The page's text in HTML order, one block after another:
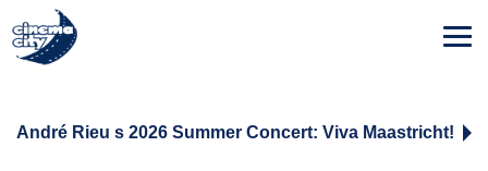
André Rieu s 2026 Summer Concert: Viva Maastricht!